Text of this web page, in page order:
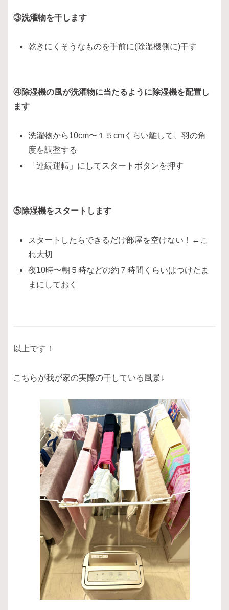
③洗濯物を干します
乾きにくそうなものを手前に(除湿機側に)干す
④除湿機の風が洗濯物に当たるように除湿機を配置し
ます
洗濯物から10cm〜１５cmくらい離して、羽の角
度を調整する
「連続運転」にしてスタートボタンを押す
⑤除湿機をスタートします
スタートしたらできるだけ部屋を空けない！←こ
れ大切
夜10時〜朝５時などの約７時間くらいはつけたま
まにしておく
以上です！
こちらが我が家の実際の干している風景↓